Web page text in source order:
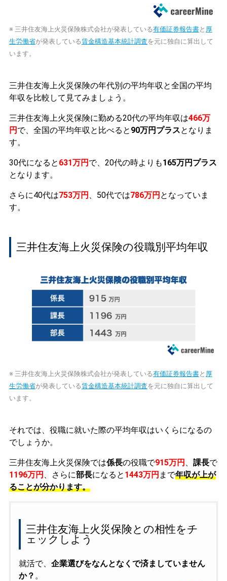
※ 三井住友海上火災保険株式会社が発表している有価証券報告書と 厚
生労働省が発表している賃金構造基本統計調査を元に独自に算出して
います。
三井住友海上火災保険の年代別の平均年収と全国の平均
年収を比較して見てみましょう。
三井住友海上火災保険に勤める20代の平均年収は466万
円 で、全国の平均年収と比べると 90万円プラスとなりま
す。
30代になると 631万円 で、20代の時よりも165万円プラス
となります。
さらに40代は753万円 、50代では786万円 となっていま
す。
三井住友海上火災保険の役職別平均年収
※ 三井住友海上火災保険株式会社が発表している有価証券報告書と 厚
生労働省が発表している賃金構造基本統計調査を元に独自に算出して
います。
それでは、役職に就いた際の平均年収はいくらになるの
でしょうか。
三井住友海上火災保険では係長の役職で915万円 課長で
1196万円
、さらに部長になると 1443万円 まで年収が上が
ることが分かります。
三井住友海上火災保険との相性をチ
ェックしよう
就活で、 企業選びをなんとなくで済ましていません
か？ 。